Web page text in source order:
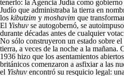
tenerlo: la Agencia Judía como
Judío que administraba la tierra en
los kibutzim y moshavim que
El Yishuv se autogobernó, se
durante décadas antes de cualquier
No sólo construyeron un estado sobre
tierra, a veces de la noche a la mañana.
1936 hizo que los asentamientos
británicos comenzaron a asfixiar a las
el Yishuv encontró su resquicio legal: